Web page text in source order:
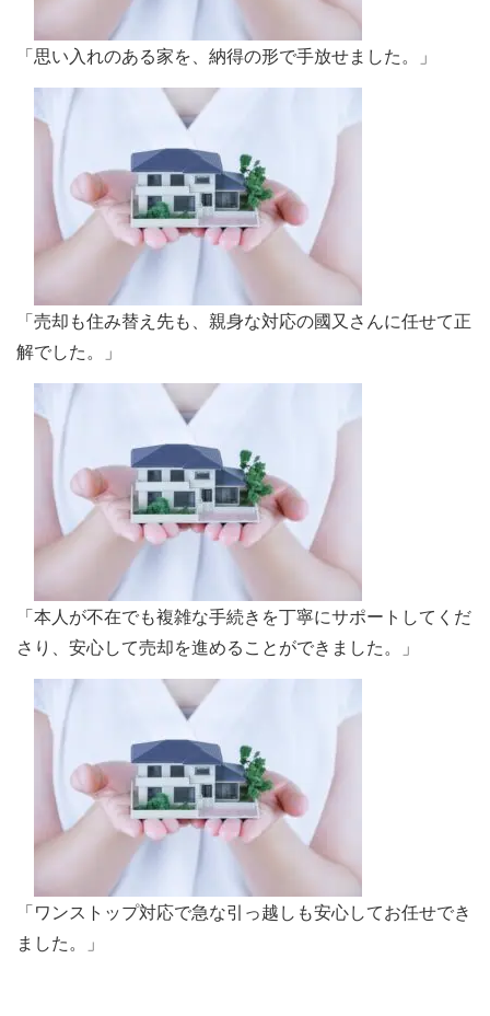
「思い入れのある家を、納得の形で手放せました。」
「売却も住み替え先も、親身な対応の國又さんに任せて正
解でした。」
「本人が不在でも複雑な手続きを丁寧にサポートしてくだ
さり、安心して売却を進めることができました。」
「ワンストップ対応で急な引っ越しも安心してお任せでき
ました。」